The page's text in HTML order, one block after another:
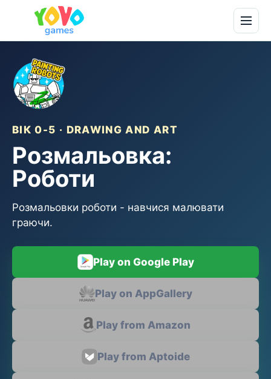
ВІК 0-5 · DRAWING AND ART
Розмальовка:
Роботи
Розмальовки роботи - навчися малювати
граючи.
Play on Google Play
Play on AppGallery
Play from Amazon
Play from Aptoide